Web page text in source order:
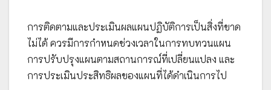
การติดตามและประเมินผลแผนปฏิบัติการเป็นสิ่งที่ขาด
ไม่ได้ ควรมีการกำหนดช่วงเวลาในการทบทวนแผน
การปรับปรุงแผนตามสถานการณ์ที่เปลี่ยนแปลง และ
การประเมินประสิทธิผลของแผนที่ได้ดำเนินการไป